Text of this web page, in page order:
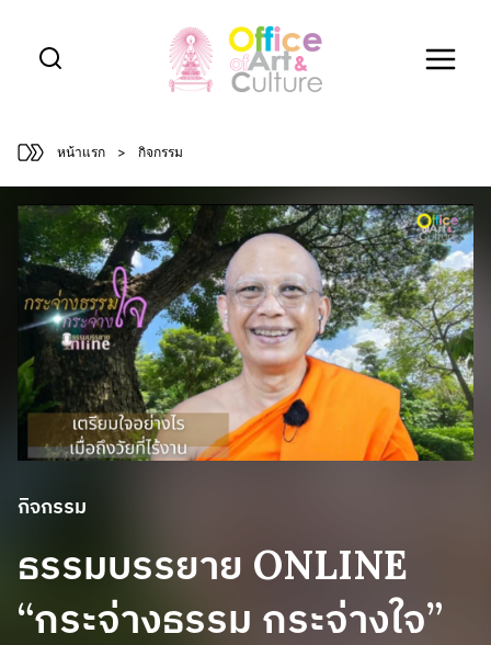
content
หน้าแรก > กิจกรรม
กิจกรรม
ธรรมบรรยาย ONLINE
“กระจ่างธรรม กระจ่างใจ”